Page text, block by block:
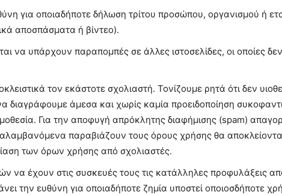
για οποιαδήποτε δήλωση τρίτου προσώπου, οργανισμού ή
αποσπάσματα ή βίντεο).
να υπάρχουν παραπομπές σε άλλες ιστοσελίδες, οι οποίες
τον εκάστοτε σχολιαστή. Τονίζουμε ρητά ότι δεν
διαγράφουμε άμεσα και χωρίς καμία προειδοποίηση
Για την αποφυγή απρόκλητης διαφήμισης (spam)
παραβιάζουν τους όρους χρήσης θα
των όρων χρήσης από σχολιαστές.
να έχουν στις συσκευές τους τις κατάλληλες προφυλάξεις
την ευθύνη για οποιαδήποτε ζημία υποστεί οποιοσδήποτε